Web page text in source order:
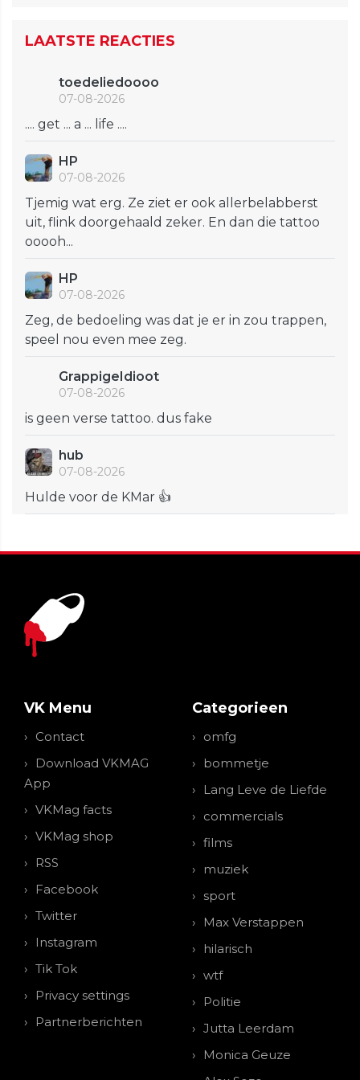
LAATSTE REACTIES
toedeliedoooo
07-08-2026
.... get ... a ... life ....
HP
07-08-2026
Tjemig wat erg. Ze ziet er ook allerbelabberst
uit, flink doorgehaald zeker. En dan die tattoo
ooooh...
HP
07-08-2026
Zeg, de bedoeling was dat je er in zou trappen,
speel nou even mee zeg.
GrappigeIdioot
07-08-2026
is geen verse tattoo. dus fake
hub
07-08-2026
Hulde voor de KMar 👍
VK Menu
Contact
Download VKMAG
App
VKMag facts
VKMag shop
RSS
Facebook
Twitter
Instagram
Tik Tok
Privacy settings
Partnerberichten
Categorieen
omfg
bommetje
Lang Leve de Liefde
commercials
films
muziek
sport
Max Verstappen
hilarisch
wtf
Politie
Jutta Leerdam
Monica Geuze